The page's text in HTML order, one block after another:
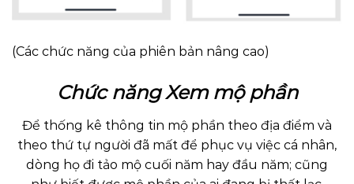
(Các chức năng của phiên bản nâng cao)
Chức năng Xem mộ phần
Để thống kê thông tin mộ phần theo địa điểm và
theo thứ tự người đã mất để phục vụ việc cá nhân,
dòng họ đi tảo mộ cuối năm hay đầu năm; cũng